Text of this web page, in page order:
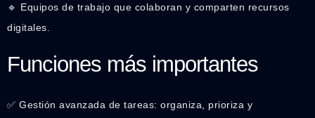
🔹 Equipos de trabajo que colaboran y comparten recursos
digitales.
Funciones más importantes
✅ Gestión avanzada de tareas: organiza, prioriza y